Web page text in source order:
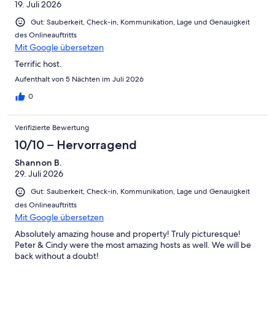
19. Juli 2026
Gut: Sauberkeit, Check-in, Kommunikation, Lage und Genauigkeit
des Onlineauftritts
Mit Google übersetzen
Terrific host.
Aufenthalt von 5 Nächten im Juli 2026
0
Verifizierte Bewertung
10/10 – Hervorragend
Shannon B.
29. Juli 2026
Gut: Sauberkeit, Check-in, Kommunikation, Lage und Genauigkeit
des Onlineauftritts
Mit Google übersetzen
Absolutely amazing house and property! Truly picturesque!
Peter & Cindy were the most amazing hosts as well. We will be
back without a doubt!